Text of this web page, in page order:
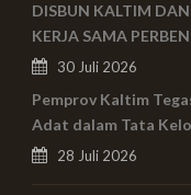
DISBUN KALTIM
KERJA SAMA
30 Juli 2026
Pemprov Kaltim
Adat dalam Tata
28 Juli 2026